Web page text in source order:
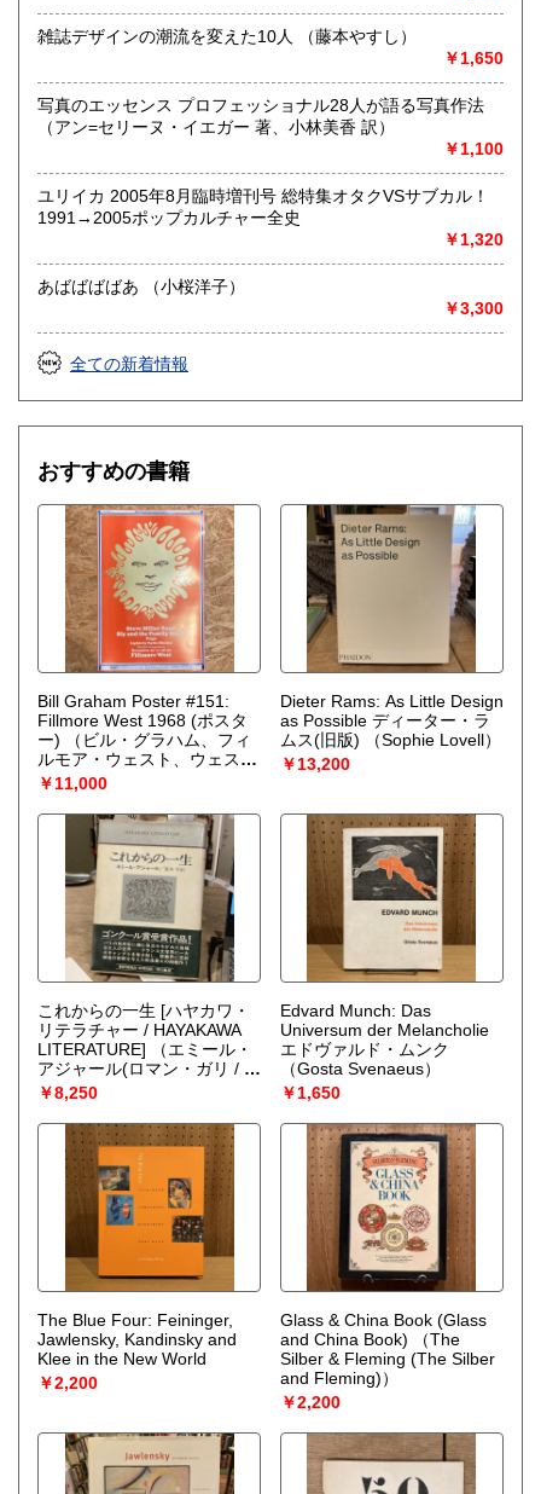
書籍の買取について
店頭にて1冊から承ります。
郵送買取り・出張買取も大歓迎です。
http://www.100hyakunen.com/guide/purchase
取り扱い分野
哲学宗教、社会科学、美術工芸、趣味、外国書、サブカルチ
ャー、古書一般（その他）
雑誌デザインの潮流を変えた10人 （藤本やすし）
￥1,650
写真のエッセンス プロフェッショナル28人が語る写真作法
（アン=セリーヌ・イエガー 著、小林美香 訳）
￥1,100
ユリイカ 2005年8月臨時増刊号 総特集オタクVSサブカル！
1991→2005ポップカルチャー全史
￥1,320
あばばばばあ （小桜洋子）
￥3,300
全ての新着情報
おすすめの書籍
Bill Graham Poster #151:
Fillmore West 1968 (ポスタ
ー)
（ビル・グラハム、フィ
ルモア・ウェスト、ウェス・
ウィルソン / Graphics: Wes
Wilson）
￥11,000
Dieter Rams: As Little Design
as Possible ディーター・ラ
ムス(旧版)
（Sophie Lovell）
￥13,200
これからの一生 [ハヤカワ・
リテラチャー / HAYAKAWA
LITERATURE]
（エミール・
アジャール(ロマン・ガリ / ロ
マン・ギャリ)、荒木亨 訳）
￥8,250
Edvard Munch: Das
Universum der Melancholie
エドヴァルド・ムンク
（Gosta Svenaeus）
￥1,650
The Blue Four: Feininger,
Jawlensky, Kandinsky and
Klee in the New World
￥2,200
Glass & China Book (Glass
and China Book)
（The
Silber & Fleming (The Silber
and Fleming)）
￥2,200